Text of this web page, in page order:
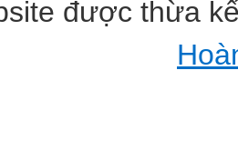
được thừa